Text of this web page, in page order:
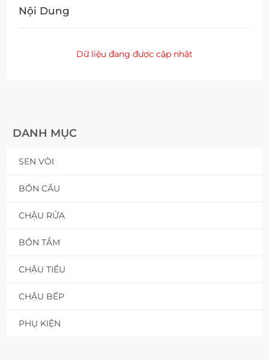
DANH MỤC
SEN VÒI
BỒN CẦU
CHẬU RỬA
BỒN TẮM
CHẬU TIỂU
CHẬU BẾP
PHỤ KIỆN
Nội Dung
Dữ liệu đang được cập nhật